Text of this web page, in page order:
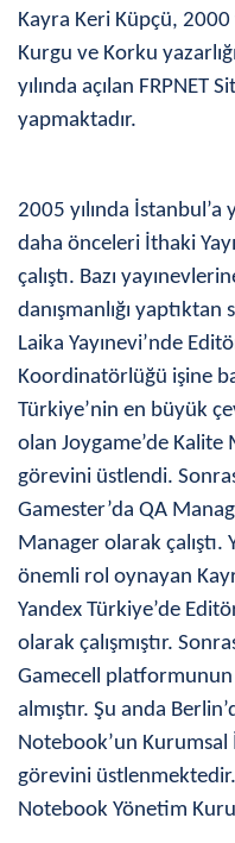
Kayra Keri Küpçü,
Kurgu ve Korku
yılında açılan FRPNET
yapmaktadır.
2005 yılında
daha önceleri İthaki
çalıştı. Bazı
danışmanlığı yaptıktan
Laika Yayınevi’nde
Koordinatörlüğü işine
Türkiye’nin en büyük
olan Joygame’de
görevini üstlendi.
Gamester’da QA
Manager olarak çalıştı.
önemli rol oynayan
Yandex Türkiye’de
olarak çalışmıştır.
Gamecell
almıştır. Şu anda
Notebook’un
görevini
Notebook Yönetim